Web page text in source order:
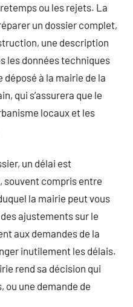
ou les rejets. La
un dossier complet,
une description
les données techniques
à la mairie de la
qui s’assurera que le
locaux et les
un délai est
souvent compris entre
la mairie peut vous
ajustements sur le
aux demandes de la
inutilement les délais.
rend sa décision qui
ou une demande de